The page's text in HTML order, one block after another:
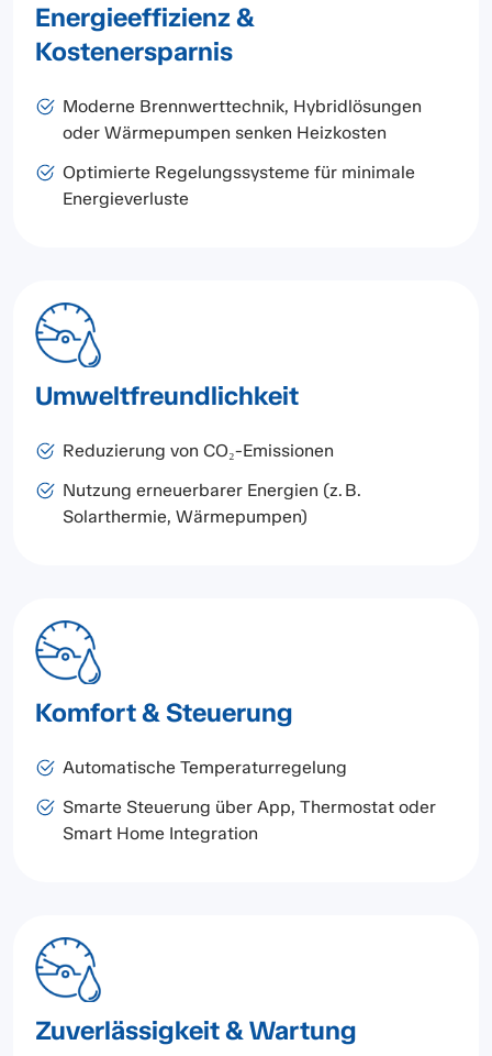
Energieeffizienz &
Kostenersparnis
Moderne Brennwerttechnik, Hybridlösungen
oder Wärmepumpen senken Heizkosten
Optimierte Regelungssysteme für minimale
Energieverluste
Umweltfreundlichkeit
Reduzierung von CO₂-Emissionen
Nutzung erneuerbarer Energien (z. B.
Solarthermie, Wärmepumpen)
Komfort & Steuerung
Automatische Temperaturregelung
Smarte Steuerung über App, Thermostat oder
Smart Home Integration
Zuverlässigkeit & Wartung